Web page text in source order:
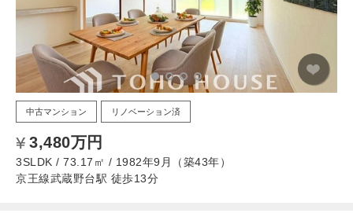
中古マンション リノベーション済
3,480万円
3SLDK / 73.17㎡ / 1982年9月（築43年）
京王線武蔵野台駅 徒歩13分